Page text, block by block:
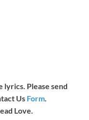
lyrics. Please send
Us Form.
Love.